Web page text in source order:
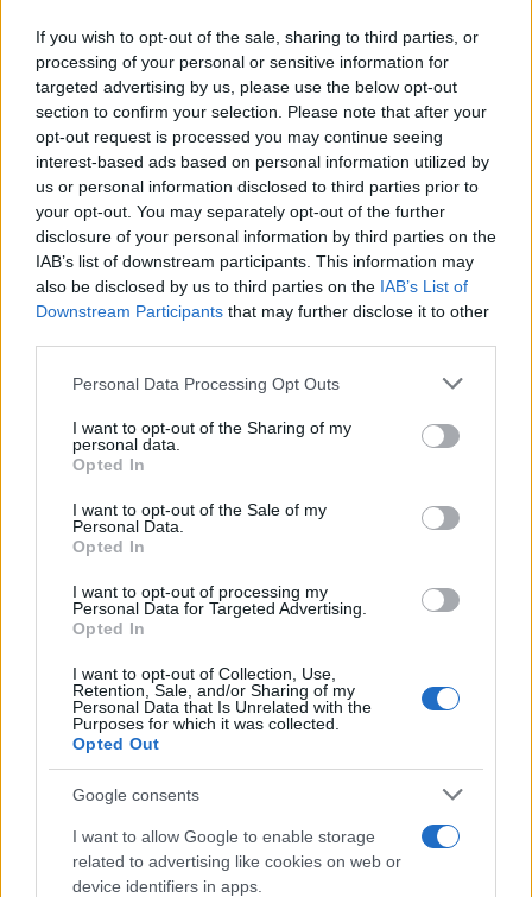
If you wish to opt-out of the sale, sharing to third parties, or
processing of your personal or sensitive information for
targeted advertising by us, please use the below opt-out
section to confirm your selection. Please note that after your
opt-out request is processed you may continue seeing
interest-based ads based on personal information utilized by
us or personal information disclosed to third parties prior to
your opt-out. You may separately opt-out of the further
disclosure of your personal information by third parties on the
IAB’s list of downstream participants. This information may
also be disclosed by us to third parties on the IAB’s List of
Downstream Participants that may further disclose it to other
Please note that this website/app uses one or more Google
not limited to your visit or usage behaviour. You may click to
grant or deny consent to Google and its third-party tags to
use your data for below specified purposes in below Google
consent section.
Personal Data Processing Opt Outs
I want to opt-out of the Sharing of my
personal data.
Opted In
I want to opt-out of the Sale of my
Personal Data.
Opted In
I want to opt-out of processing my
Personal Data for Targeted Advertising.
Opted In
I want to opt-out of Collection, Use,
Retention, Sale, and/or Sharing of my
Personal Data that Is Unrelated with the
Purposes for which it was collected.
Opted Out
Google consents
I want to allow Google to enable storage
related to advertising like cookies on web or
device identifiers in apps.
senegalese, anch’egli parte integrante
dell’organizzazione smantellata con
l’operazione dei Carabinieri di Olbia.
Vuoi rimuovere le pubblicità nazionali?
Puoi abbonarti asoli € 1,10 al mese
cliccandoqui
Sei già abbonato?
Puoi effettuare l'accesso andando nella
cliccandoqui
TEMI: Carabinieri Olbia
Condividi l'articolo
F
a
ce
b
o
o
k
T
w
it
te
r
n
te
st
h
at
p
p
h
a
Articolo precedente
NOTIZIE RECENTI